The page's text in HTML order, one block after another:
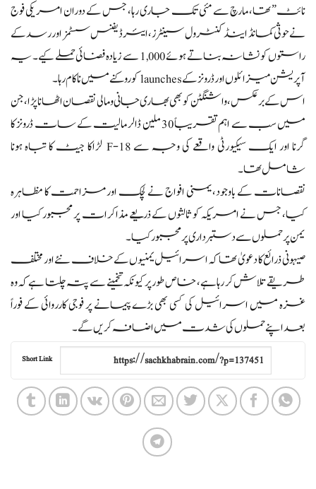
نائٹ” تھا، مارچ سے مئی تک جاری رہا، جس کے دوران امریکی فوج
نے حوثی کمانڈ اینڈ کنٹرول سینٹرز، ایئر ڈیفنس سسٹمز اور رسد کے
راستوں کو نشانہ بناتے ہوئے 1,000 سے زیادہ فضائی حملے کیے۔ یہ
آپریشن میزائلوں اور ڈرونز کے launches کو روکنے میں ناکام رہا۔
اس کے برعکس، واشنگٹن کو بھی بھاری جانی و مالی نقصان اٹھانا پڑا، جن
میں سب سے اہم تقریباً 30 ملین ڈالر مالیت کے سات ڈرونز کا
گرنا اور ایک سیکیورٹی واقعے کی وجہ سے F-18 لڑاکا جیٹ کا تباہ ہونا
شامل تھا۔
نقصانات کے باوجود، یمنی افواج نے لچک اور مزاحمت کا مظاہرہ
کیا، جس نے امریکہ کو ثالثوں کے ذریعے مذاکرات پر مجبور کیا اور
یمن پر حملوں سے دستبرداری پر مجبور کیا۔
صیہونی ذرائع کا دعویٰ تھا کہ اسرائیل یمنیوں کے خلاف نئے اور مختلف
طریقے تلاش کر رہا ہے، خاص طور پر کیونکہ تخمینے سے پتہ چلتا ہے کہ وہ
غزہ میں اسرائیل کی کسی بھی بڑے پیمانے پر فوجی کارروائی کے فوراً
بعد اپنے حملوں کی شدت میں اضافہ کریں گے۔
Short Link